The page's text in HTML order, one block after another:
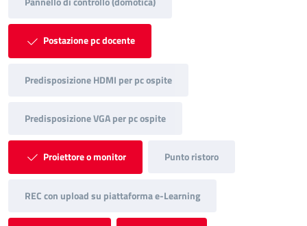
Postazione pc docente
Predisposizione HDMI per pc ospite
Predisposizione VGA per pc ospite
Proiettore o monitor Punto ristoro
REC con upload su piattaforma e-Learning